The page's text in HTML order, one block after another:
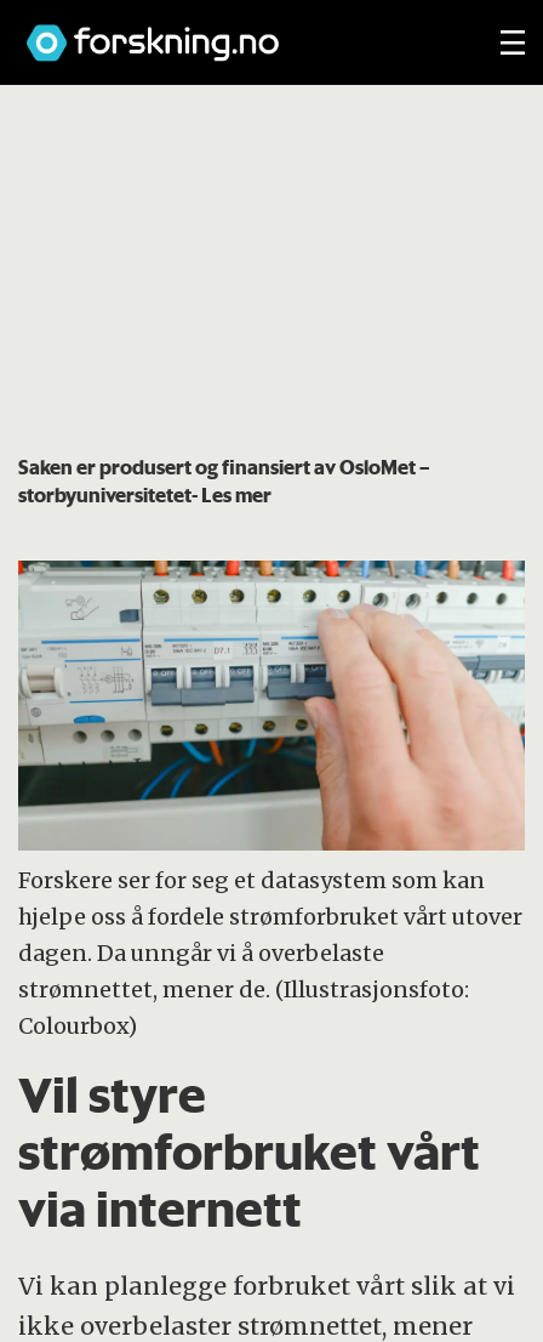
Saken er produsert og finansiert av OsloMet –
storbyuniversitetet- Les mer
Forskere ser for seg et datasystem som kan
hjelpe oss å fordele strømforbruket vårt utover
dagen. Da unngår vi å overbelaste
strømnettet, mener de. (Illustrasjonsfoto:
Colourbox)
Vil styre
strømforbruket vårt
via internett
Vi kan planlegge forbruket vårt slik at vi
ikke overbelaster strømnettet, mener